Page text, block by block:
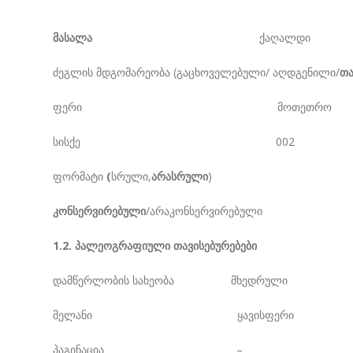
მასალა ქაღალდი
ძეგლის მდგომარეობა (გაცხოველებული/ აღდგენილი/
ფერი მოთეთრო
სისქე 002
ფორმატი (სრული,არასრული)
კონსერვირებული/არაკონსერვირებული
1.2. პალეოგრაფიული თავისებურებები
დამწერლობის სახეობა მხედრული
მელანი ყავისფერი
პაგინაცია –